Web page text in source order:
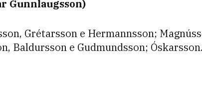
Gunnlaugsson)
Grétarsson e Hermannsson;
Baldursson e Gudmundsson; Óskarsson.